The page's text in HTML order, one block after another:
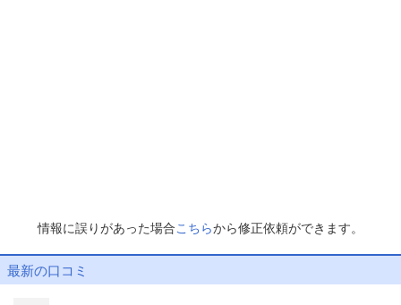
情報に誤りがあった場合こちらから修正依頼ができます。
最新の口コミ